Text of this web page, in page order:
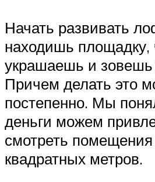
Начать развивать
находишь площадку,
украшаешь и зовешь
Причем делать это
постепенно. Мы
деньги можем
смотреть
квадратных метров.